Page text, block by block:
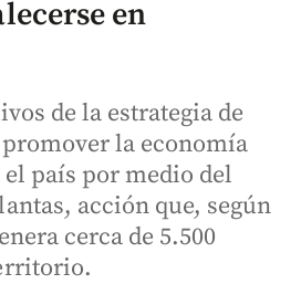
en
de la estrategia de
la economía
país por medio del
acción que, según
cerca de 5.500